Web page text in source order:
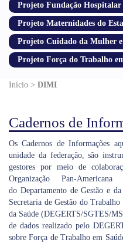
Projeto Fundação Hospitalar
Projeto Maternidades do
Projeto Cuidado da Mulher
Projeto Força do Trabalho
Início > DIMI
Cadernos de
Os Cadernos de Informações
unidade da federação, são
gestores por meio de
Organização Pan-
do Departamento de Gestão e
Secretaria de Gestão do
da Saúde (DEGERTS/SGTES/
de dados realizado pelo
sobre Força de Trabalho em